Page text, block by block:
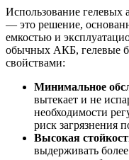
Использование гелевых
— это решение,
емкостью и
обычных АКБ, гелевые
свойствами:
Минимальное
вытекает и не
необходимости
риск загрязнения
Высокая
выдерживать